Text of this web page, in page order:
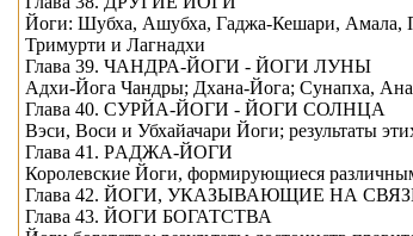
Йоги: Шубха, Ашубха, Гаджа-Кешари, Амала,
Тримурти и Лагнадхи
Глава 39. ЧАНДРА-ЙОГИ - ЙОГИ ЛУНЫ
Адхи-Йога Чандры; Дхана-Йога; Сунапха,
Глава 40. СУРЙА-ЙОГИ - ЙОГИ СОЛНЦА
Вэси, Воси и Убхайачари Йоги; результаты
Глава 41. РAДЖА-ЙОГИ
Королевские Йоги, формирующиеся
Глава 42. ЙОГИ, УКАЗЫВАЮЩИЕ НА
Глава 43. ЙОГИ БОГАТСТВА